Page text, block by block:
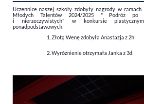
Uczennice naszej szkoły zdobyły nagrody w
Młodych Talentów 2024/2025 " Podróż po
i nierzeczywistych" w konkursie
ponadpodstawowych:
Złotą Wenę zdobyła Anastazja z 2h
Wyróżnienie otrzymała Janka z 3d